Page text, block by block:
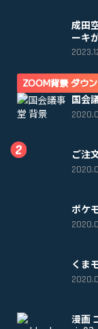
成田
ーキ
ZOOM背景 ダウ
国会
ご注
ポケ
くま
漫画